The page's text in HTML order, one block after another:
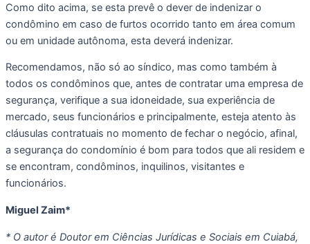
Como dito acima, se esta prevê o dever de indenizar o
condômino em caso de furtos ocorrido tanto em área comum
ou em unidade autônoma, esta deverá indenizar.
Recomendamos, não só ao síndico, mas como também à
todos os condôminos que, antes de contratar uma empresa de
segurança, verifique a sua idoneidade, sua experiência de
mercado, seus funcionários e principalmente, esteja atento às
cláusulas contratuais no momento de fechar o negócio, afinal,
a segurança do condomínio é bom para todos que ali residem e
se encontram, condôminos, inquilinos, visitantes e
funcionários.
Miguel Zaim*
* O autor é Doutor em Ciências Jurídicas e Sociais em Cuiabá,